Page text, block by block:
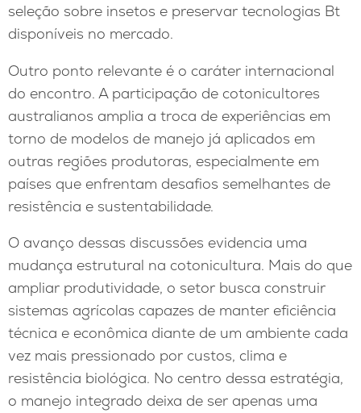
seleção sobre insetos e preservar tecnologias Bt
disponíveis no mercado.
Outro ponto relevante é o caráter internacional
do encontro. A participação de cotonicultores
australianos amplia a troca de experiências em
torno de modelos de manejo já aplicados em
outras regiões produtoras, especialmente em
países que enfrentam desafios semelhantes de
resistência e sustentabilidade.
O avanço dessas discussões evidencia uma
mudança estrutural na cotonicultura. Mais do que
ampliar produtividade, o setor busca construir
sistemas agrícolas capazes de manter eficiência
técnica e econômica diante de um ambiente cada
vez mais pressionado por custos, clima e
resistência biológica. No centro dessa estratégia,
o manejo integrado deixa de ser apenas uma